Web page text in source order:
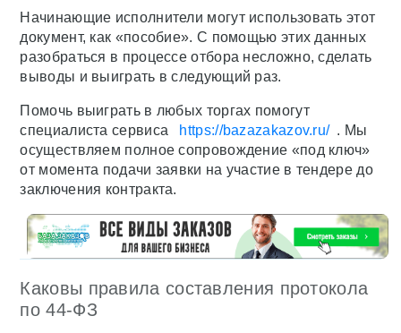
Начинающие исполнители могут использовать этот
документ, как «пособие». С помощью этих данных
разобраться в процессе отбора несложно, сделать
выводы и выиграть в следующий раз.
Помочь выиграть в любых торгах помогут
специалиста сервиса
https://bazazakazov.ru/ . Мы
осуществляем полное сопровождение «под ключ»
от момента подачи заявки на участие в тендере до
заключения контракта.
Каковы правила составления протокола
по 44-ФЗ